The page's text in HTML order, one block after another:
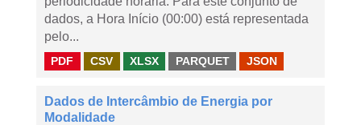
dados, a Hora Início (00:00) está representada
pelo...
PDF CSV XLSX PARQUET JSON
Dados de Intercâmbio de Energia por
Modalidade